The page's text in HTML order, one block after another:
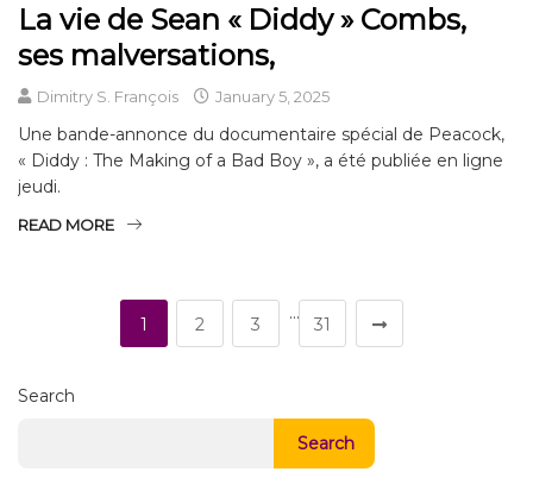
La vie de Sean « Diddy » Combs,
ses malversations,
Dimitry S. François January 5, 2025
Une bande-annonce du documentaire spécial de Peacock,
« ​​Diddy : The Making of a Bad Boy », a été publiée en ligne
jeudi.
READ MORE
1 2 3
…
31
Search
Search